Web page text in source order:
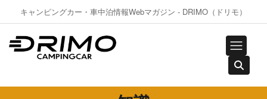
キャンピングカー・車中泊情報Webマガジン - DRIMO（ドリモ）